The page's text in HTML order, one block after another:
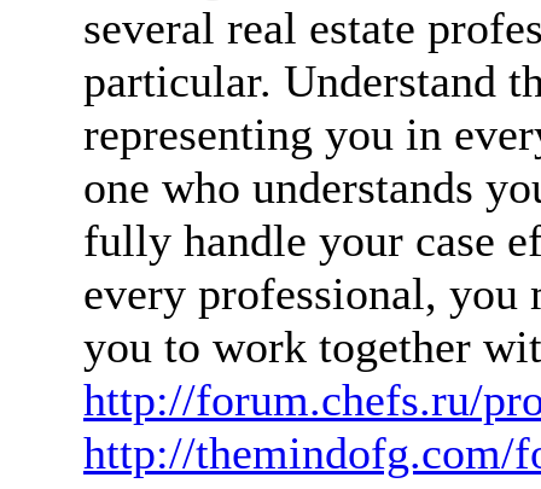
several real estate
particular. Understand
representing you in
one who understands
fully handle your case
every professional,
you to work together
http://forum.chefs.ru/
http://themindofg.com/